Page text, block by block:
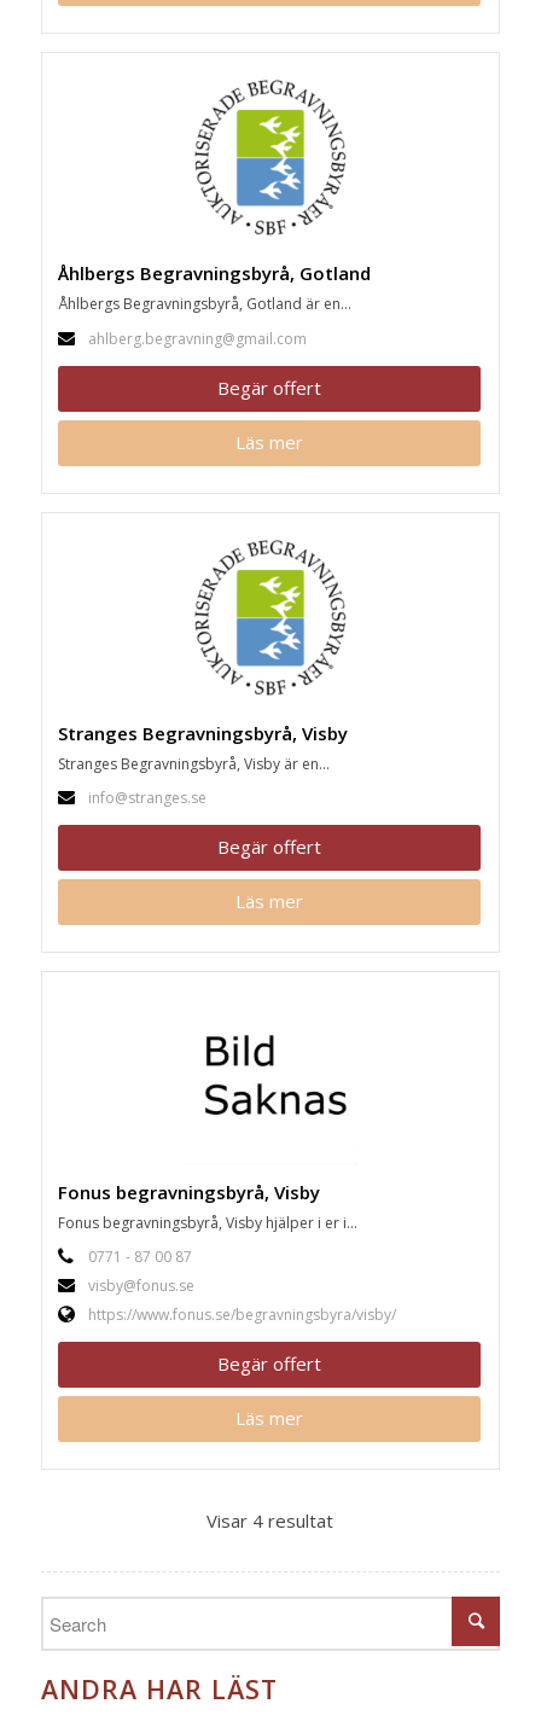
Åhlbergs Begravningsbyrå, Gotland
Åhlbergs Begravningsbyrå, Gotland är en...
ahlberg.begravning@gmail.com
Begär offert
Läs mer
Stranges Begravningsbyrå, Visby
Stranges Begravningsbyrå, Visby är en...
info@stranges.se
Begär offert
Läs mer
Fonus begravningsbyrå, Visby
Fonus begravningsbyrå, Visby hjälper i er i...
0771 - 87 00 87
visby@fonus.se
https://www.fonus.se/begravningsbyra/visby/
Begär offert
Läs mer
Visar 4 resultat
ANDRA HAR LÄST